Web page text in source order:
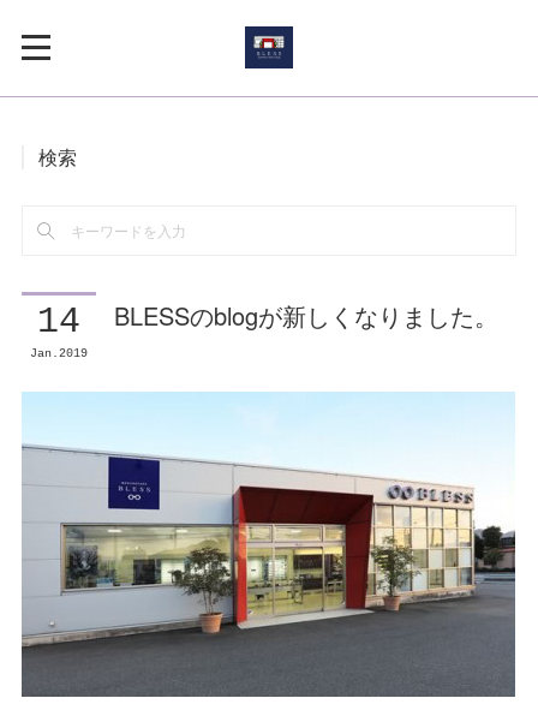
検索
14
Jan 2019
BLESSのblogが新しくなりました。